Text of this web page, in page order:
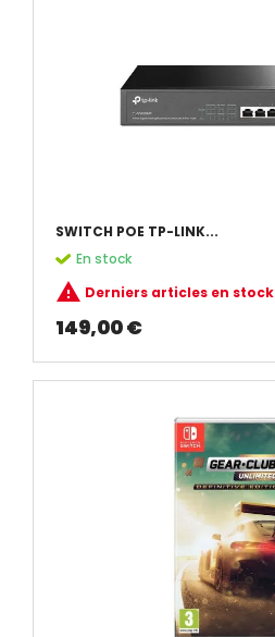
SWITCH POE TP-LINK...
En stock
 Derniers articles en stock
149,00 €